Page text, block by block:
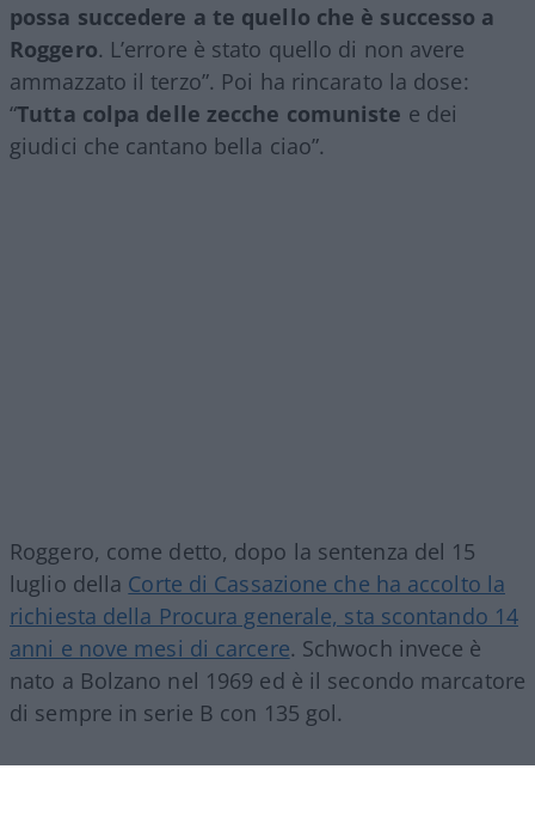
possa succedere a te quello che è successo a
Roggero. L’errore è stato quello di non avere
ammazzato il terzo”. Poi ha rincarato la dose:
“Tutta colpa delle zecche comuniste e dei
giudici che cantano bella ciao”.
Roggero, come detto, dopo la sentenza del 15
luglio della Corte di Cassazione che ha accolto la
richiesta della Procura generale, sta scontando 14
anni e nove mesi di carcere. Schwoch invece è
nato a Bolzano nel 1969 ed è il secondo marcatore
di sempre in serie B con 135 gol.